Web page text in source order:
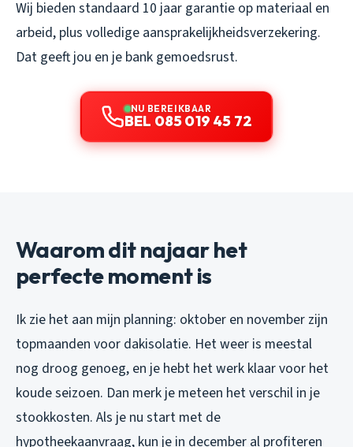
Wij bieden standaard 10 jaar garantie op materiaal en
arbeid, plus volledige aansprakelijkheidsverzekering.
Dat geeft jou en je bank gemoedsrust.
NU BEREIKBAAR
BEL 085 019 45 72
Waarom dit najaar het
perfecte moment is
Ik zie het aan mijn planning: oktober en november zijn
topmaanden voor dakisolatie. Het weer is meestal
nog droog genoeg, en je hebt het werk klaar voor het
koude seizoen. Dan merk je meteen het verschil in je
stookkosten. Als je nu start met de
hypotheekaanvraag, kun je in december al profiteren